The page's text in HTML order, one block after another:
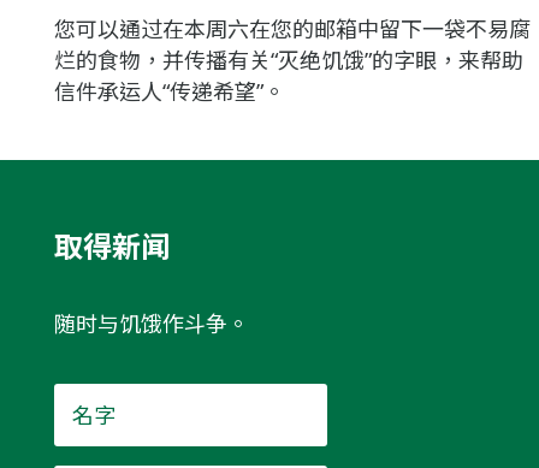
您可以通过在本周六在您的邮箱中留下一袋不易腐
烂的食物，并传播有关“灭绝饥饿”的字眼，来帮助
信件承运人“传递希望”。
取得新闻
随时与饥饿作斗争。
字
*